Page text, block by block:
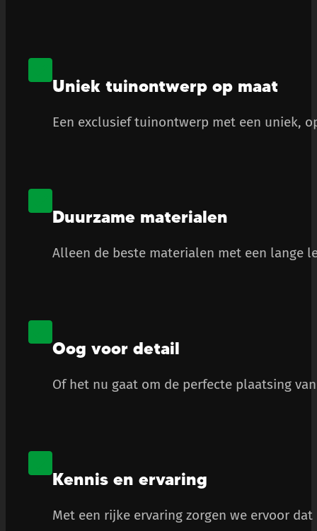
Uniek tuinontwerp op maat
Een exclusief tuinontwerp met een uniek,
Duurzame materialen
Alleen de beste materialen met een lange
Oog voor detail
Of het nu gaat om de perfecte plaatsing
Kennis en ervaring
Met een rijke ervaring zorgen we ervoor